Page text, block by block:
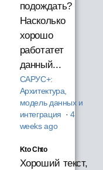
подождать?
Насколько
хорошо
работатет
данный...
САРУС+:
Архитектура,
модель данных и
интеграция ·4
weeks ago
Kto Chto
Хороший текст,